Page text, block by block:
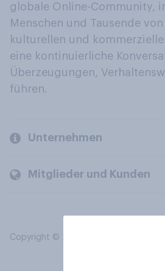
globale Online-Community,
Menschen und Tausende
kulturellen und
eine kontinuierliche
Überzeugungen,
führen.
Unternehmen
Mitglieder und Kunden
Copyright © 2026 YouGov PLC. Alle